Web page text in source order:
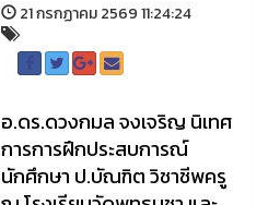
21 กรกฏาคม 2569 11:24:24
อ.ดร.ดวงกมล จงเจริญ นิเทศ
การการฝึกประสบการณ์
นักศึกษา ป.บัณฑิต วิชาชีพครู